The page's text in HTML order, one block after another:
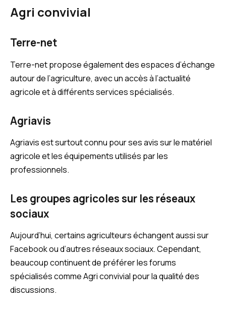
Agri convivial
Terre-net
Terre-net propose également des espaces d’échange
autour de l’agriculture, avec un accès à l’actualité
agricole et à différents services spécialisés.
Agriavis
Agriavis est surtout connu pour ses avis sur le matériel
agricole et les équipements utilisés par les
professionnels.
Les groupes agricoles sur les réseaux
sociaux
Aujourd’hui, certains agriculteurs échangent aussi sur
Facebook ou d’autres réseaux sociaux. Cependant,
beaucoup continuent de préférer les forums
spécialisés comme Agri convivial pour la qualité des
discussions.